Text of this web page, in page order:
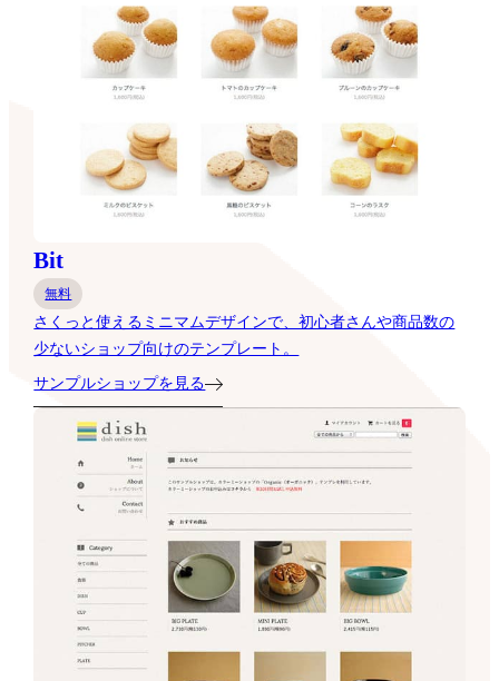
Bit
無料
さくっと使えるミニマムデザインで、初心者さんや商品数の
少ないショップ向けのテンプレート。
サンプルショップを見る